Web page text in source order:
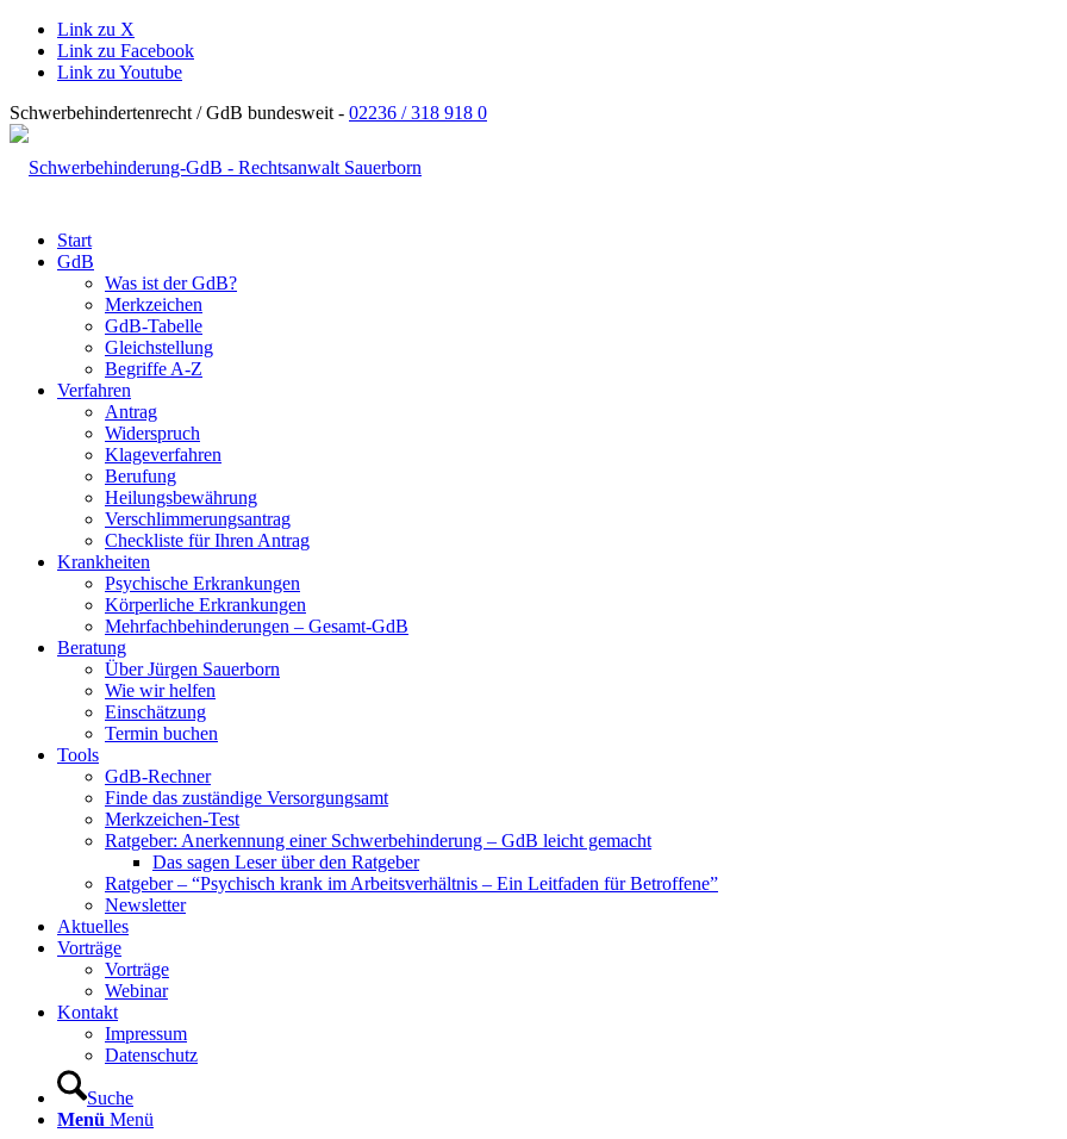
Link zu X
Link zu Facebook
Link zu Youtube
Schwerbehindertenrecht / GdB bundesweit - 02236 / 318 918 0
Start
GdB
Was ist der GdB?
Merkzeichen
GdB-Tabelle
Gleichstellung
Begriffe A-Z
Verfahren
Antrag
Widerspruch
Klageverfahren
Berufung
Heilungsbewährung
Verschlimmerungsantrag
Checkliste für Ihren Antrag
Krankheiten
Psychische Erkrankungen
Körperliche Erkrankungen
Mehrfachbehinderungen – Gesamt-GdB
Beratung
Über Jürgen Sauerborn
Wie wir helfen
Einschätzung
Termin buchen
Tools
GdB-Rechner
Finde das zuständige Versorgungsamt
Merkzeichen-Test
Ratgeber: Anerkennung einer Schwerbehinderung – GdB leicht gemacht
Das sagen Leser über den Ratgeber
Ratgeber – “Psychisch krank im Arbeitsverhältnis – Ein Leitfaden für Betroffene”
Newsletter
Aktuelles
Vorträge
Vorträge
Webinar
Kontakt
Impressum
Datenschutz
Suche
Menü Menü